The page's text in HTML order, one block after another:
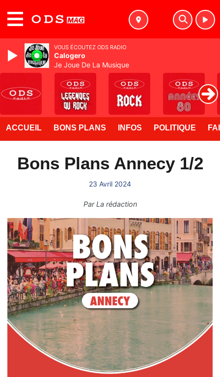
ACCUEIL BONS PLANS INFOS POLITIQUE
Bons Plans Annecy 1/2
23 Avril 2024
ParLa rédaction
VOUS ÉCOUTEZ ODS RADIO
Calogero
Je Joue De La Musique